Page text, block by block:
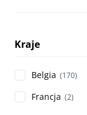
Kraje
Belgia (170)
Francja (2)